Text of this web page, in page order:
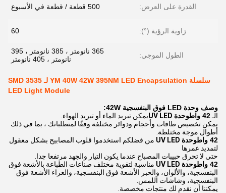
القدرة على العرض: 500 قطعة / قطعة في الأسبوع
زاوية الرؤية (°): 60
الطول الموجي:
365 نانومتر ، 385 نانومتر ، 395
نانومتر ، 405 نانومتر
سلسلة YM 40W 42W 395NM LED Encapsulation لـ 3535 SMD
LED Light Module
وصف وحدة LED فوق البنفسجية 42W:
الـ42 واط وحدة UV LED
يمكن تبريد الماء أو تبريد الهواء.
يمكن تخصيص طاقات وأحجام ودوائر مختلفة وفقًا لمتطلباتك ، بما في ذلك
أطوال موجة مختلطة.
42 واط
وحدة UV LED
من فضلكم استخدموا قلوب المصابيح بشكل معقول
لتمديد عمرها
حتى لا تحرق حبيبات المصباح عندما يكون التيار والجهد مرتفعا جدا.
42 واط
وحدة UV LED
مناسبة لتقوية مختلف صناعات الطباعة بالأشعة فوق
البنفسجية، والألوان، والحبر الأشعة فوق البنفسجية، والغراء الأشعة فوق
البنفسجية، وشاشات اللمس.
يمكننا أن نقدم لك منتجات مخصصة.